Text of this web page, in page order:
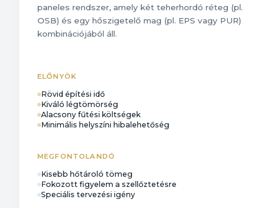
paneles rendszer, amely két teherhordó réteg (pl.
OSB) és egy hőszigetelő mag (pl. EPS vagy PUR)
kombinációjából áll.
ELŐNYÖK
Rövid építési idő
Kiváló légtömörség
Alacsony fűtési költségek
Minimális helyszíni hibalehetőség
MEGFONTOLANDÓ
Kisebb hőtároló tömeg
Fokozott figyelem a szellőztetésre
Speciális tervezési igény